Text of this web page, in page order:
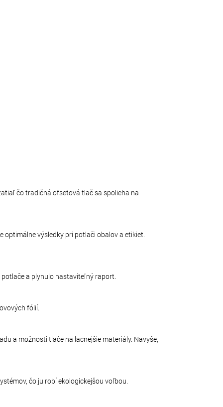
čo tradičná ofsetová tlač sa spolieha na
výsledky pri potlači obalov a etikiet.
a plynulo nastaviteľný raport.
fólií.
a možnosti tlače na lacnejšie materiály. Navyše,
čo ju robí ekologickejšou voľbou.